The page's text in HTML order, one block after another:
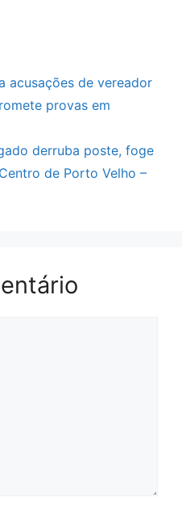
acusações de vereador
provas em
derruba poste, foge
de Porto Velho –